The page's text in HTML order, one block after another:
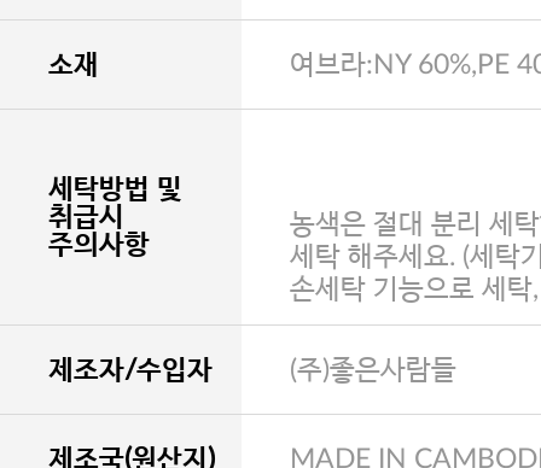
소재 여브라:NY 60%,PE
세탁방법 및
취급시
주의사항
농색은 절대 분리 세
세탁 해주세요. (세탁
손세탁 기능으로 세탁
제조자/수입자 (주)좋은사람들
제조국(원산지) MADE IN